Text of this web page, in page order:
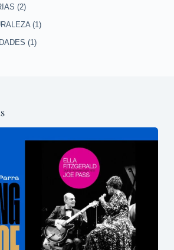
(2)
(1)
(1)